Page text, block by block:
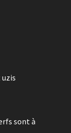
sont à